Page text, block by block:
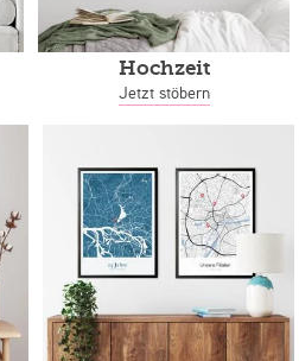
Hochzeit
Jetzt stöbern